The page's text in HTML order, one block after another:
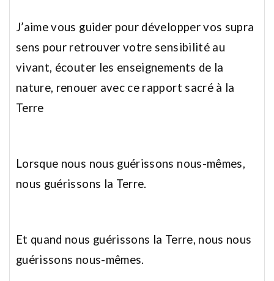
J’aime vous guider pour développer vos supra
sens pour retrouver votre sensibilité au
vivant, écouter les enseignements de la
nature, renouer avec ce rapport sacré à la
Terre
Lorsque nous nous guérissons nous-mêmes,
nous guérissons la Terre.
Et quand nous guérissons la Terre, nous nous
guérissons nous-mêmes.